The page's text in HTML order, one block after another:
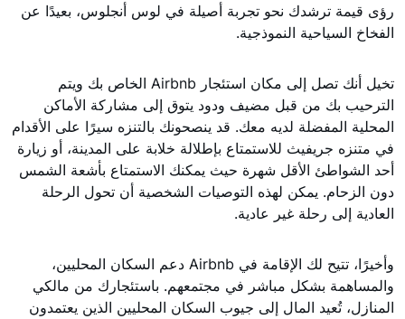
رؤى قيمة ترشدك نحو تجربة أصيلة في لوس أنجلوس، بعيدًا عن
الفخاخ السياحية النموذجية.
تخيل أنك تصل إلى مكان استئجار Airbnb الخاص بك ويتم
الترحيب بك من قبل مضيف ودود يتوق إلى مشاركة الأماكن
المحلية المفضلة لديه معك. قد ينصحونك بالتنزه سيرًا على الأقدام
في متنزه جريفيث للاستمتاع بإطلالة خلابة على المدينة، أو زيارة
أحد الشواطئ الأقل شهرة حيث يمكنك الاستمتاع بأشعة الشمس
دون الزحام. يمكن لهذه التوصيات الشخصية أن تحول الرحلة
العادية إلى رحلة غير عادية.
وأخيرًا، تتيح لك الإقامة في Airbnb دعم السكان المحليين،
والمساهمة بشكل مباشر في مجتمعهم. باستئجارك من مالكي
المنازل، تُعيد المال إلى جيوب السكان المحليين الذين يعتمدون